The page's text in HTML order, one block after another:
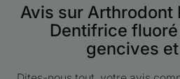
Avis sur Arthrodont
Dentifrice
gencives